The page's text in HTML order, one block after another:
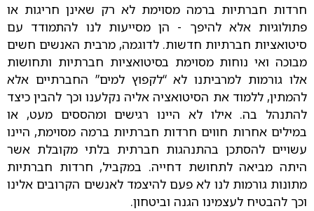
חרדות חברתיות ברמה מסוימת לא רק שאינן חריגות או
פתולוגיות אלא להיפך - הן מסייעות לנו להתמודד עם
סיטואציות חברתיות חדשות. לדוגמה, מרבית האנשים חשים
מבוכה ואי נוחות מסוימת בסיטואציות חברתיות ותחושות
אלו גורמות למרביתנו לא “לקפוץ למים” החברתיים אלא
להמתין, ללמוד את הסיטואציה אליה נקלענו וכך להבין כיצד
להתנהל בה. אילו לא היינו רגישים ומהססים מעט, או
במילים אחרות חווים חרדות חברתיות ברמה מסוימת, היינו
עשויים להסתכן בהתנהגות חברתית בלתי מקובלת אשר
היתה מביאה לתחושת דחייה. במקביל, חרדות חברתיות
מתונות גורמות לנו לא פעם להיצמד לאנשים הקרובים אלינו
וכך להבטיח לעצמינו הגנה וביטחון.